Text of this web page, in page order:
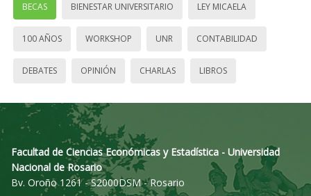
BECAS BIENESTAR UNIVERSITARIO LEY MICAELA
100 AÑOS WORKSHOP UNR CONTABILIDAD
DEBATES OPINIÓN CHARLAS LIBROS
Facultad de Ciencias Económicas y Estadística - Universidad
Nacional de Rosario
Bv. Oroño 1261 - S2000DSM - Rosario